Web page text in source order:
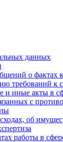
данных
о фактах
требований к
иные акты в
с
об
работы в